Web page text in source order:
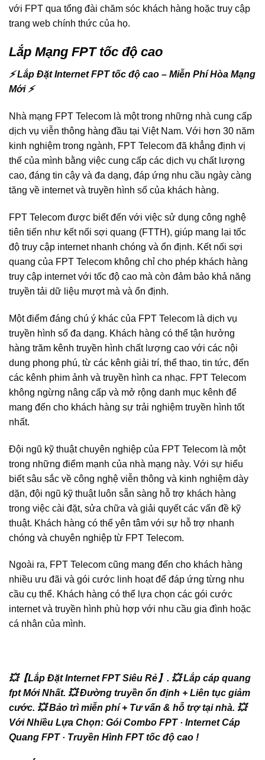
với FPT qua tổng đài chăm sóc khách hàng hoặc truy cập
trang web chính thức của họ.
Lắp Mạng FPT tốc độ cao
⚡ Lắp Đặt Internet FPT tốc độ cao – Miễn Phí Hòa Mạng
Mới ⚡
Nhà mạng FPT Telecom là một trong những nhà cung cấp
dịch vụ viễn thông hàng đầu tại Việt Nam. Với hơn 30 năm
kinh nghiệm trong ngành, FPT Telecom đã khẳng định vị
thế của mình bằng việc cung cấp các dịch vụ chất lượng
cao, đáng tin cậy và đa dạng, đáp ứng nhu cầu ngày càng
tăng về internet và truyền hình số của khách hàng.
FPT Telecom được biết đến với việc sử dụng công nghệ
tiên tiến như kết nối sợi quang (FTTH), giúp mang lại tốc
độ truy cập internet nhanh chóng và ổn định. Kết nối sợi
quang của FPT Telecom không chỉ cho phép khách hàng
truy cập internet với tốc độ cao mà còn đảm bảo khả năng
truyền tải dữ liệu mượt mà và ổn định.
Một điểm đáng chú ý khác của FPT Telecom là dịch vụ
truyền hình số đa dạng. Khách hàng có thể tận hưởng
hàng trăm kênh truyền hình chất lượng cao với các nội
dung phong phú, từ các kênh giải trí, thể thao, tin tức, đến
các kênh phim ảnh và truyền hình ca nhạc. FPT Telecom
không ngừng nâng cấp và mở rộng danh mục kênh để
mang đến cho khách hàng sự trải nghiệm truyền hình tốt
nhất.
Đội ngũ kỹ thuật chuyên nghiệp của FPT Telecom là một
trong những điểm mạnh của nhà mạng này. Với sự hiểu
biết sâu sắc về công nghệ viễn thông và kinh nghiệm dày
dặn, đội ngũ kỹ thuật luôn sẵn sàng hỗ trợ khách hàng
trong việc cài đặt, sửa chữa và giải quyết các vấn đề kỹ
thuật. Khách hàng có thể yên tâm với sự hỗ trợ nhanh
chóng và chuyên nghiệp từ FPT Telecom.
Ngoài ra, FPT Telecom cũng mang đến cho khách hàng
nhiều ưu đãi và gói cước linh hoạt để đáp ứng từng nhu
cầu cụ thể. Khách hàng có thể lựa chọn các gói cước
internet và truyền hình phù hợp với nhu cầu gia đình hoặc
cá nhân của mình.
💥【Lắp Đặt Internet FPT Siêu Rẻ】. 💥 Lắp cáp quang
fpt Mới Nhất. 💥 Đường truyền ổn định + Liên tục giảm
cước. 💥 Bảo trì miễn phí + Tư vấn & hỗ trợ tại nhà. 💥
Với Nhiều Lựa Chọn: ‎Gói Combo FPT · ‎Internet Cáp
Quang FPT · ‎Truyền Hình FPT tốc độ cao !